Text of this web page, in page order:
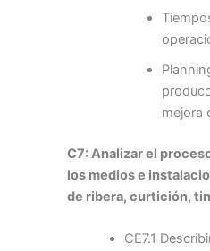
mejora
C7: Analizar el
los medios e
de ribera, curtición,
CE7.1